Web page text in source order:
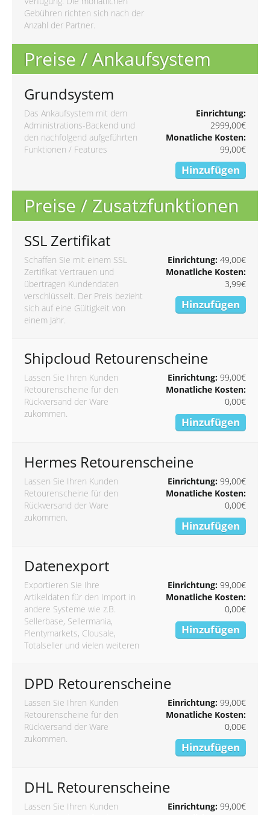
Gebühren richten sich nach der
Anzahl der Partner.
Preise / Ankaufsystem
Grundsystem
Das Ankaufsystem mit dem
Administrations-Backend und
den nachfolgend aufgeführten
Funktionen / Features
Einrichtung:
2999,00€
Monatliche Kosten:
99,00€
Hinzufügen
Preise / Zusatzfunktionen
SSL Zertifikat
Schaffen Sie mit einem SSL
Zertifikat Vertrauen und
übertragen Kundendaten
verschlüsselt. Der Preis bezieht
sich auf eine Gültigkeit von
einem Jahr.
Einrichtung:49,00€
Monatliche Kosten:
3,99€
Hinzufügen
Shipcloud Retourenscheine
Lassen Sie Ihren Kunden
Retourenscheine für den
Rückversand der Ware
zukommen.
Einrichtung:99,00€
Monatliche Kosten:
0,00€
Hinzufügen
Hermes Retourenscheine
Lassen Sie Ihren Kunden
Retourenscheine für den
Rückversand der Ware
zukommen.
Einrichtung:99,00€
Monatliche Kosten:
0,00€
Hinzufügen
Datenexport
Exportieren Sie Ihre
Artikeldaten für den Import in
andere Systeme wie z.B.
Sellerbase, Sellermania,
Plentymarkets, Clousale,
Totalseller und vielen weiteren
Einrichtung:99,00€
Monatliche Kosten:
0,00€
Hinzufügen
DPD Retourenscheine
Lassen Sie Ihren Kunden
Retourenscheine für den
Rückversand der Ware
zukommen.
Einrichtung:99,00€
Monatliche Kosten:
0,00€
Hinzufügen
DHL Retourenscheine
Lassen Sie Ihren Kunden
Einrichtung:99,00€